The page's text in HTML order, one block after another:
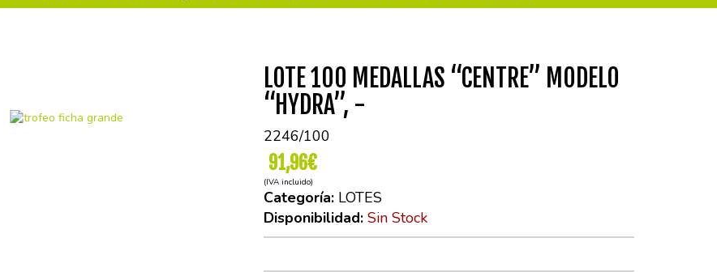
LOTE 100 MEDALLAS “CENTRE” MODELO
“HYDRA”, -
2246/100
91,96€
(IVA incluido)
Categoría: LOTES
Disponibilidad: Sin Stock